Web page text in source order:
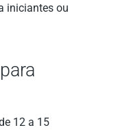
iniciantes ou
12 a 15